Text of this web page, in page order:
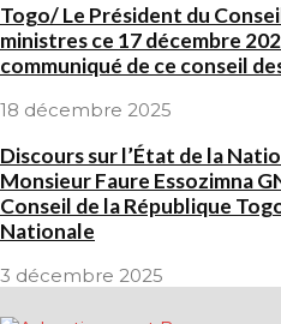
Togo/ Le Président du
ministres ce 17 décembre
communiqué de ce conseil
18 décembre 2025
Discours sur l’État de la
Monsieur Faure Essozimna
Conseil de la République
Nationale
3 décembre 2025